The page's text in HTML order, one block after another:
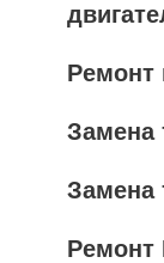
Ремонт
Замена
Замена
Ремонт